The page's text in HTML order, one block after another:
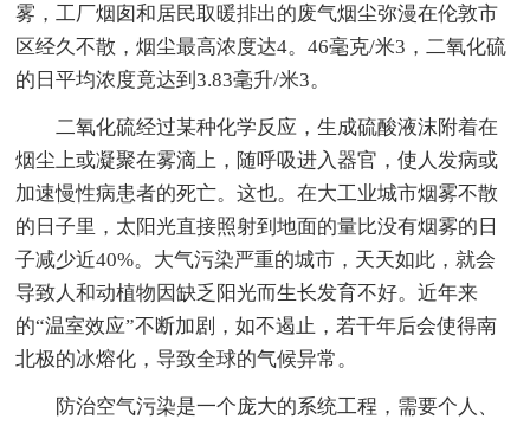
雾，工厂烟囱和居民取暖排出的废气烟尘弥漫在伦敦市
区经久不散，烟尘最高浓度达4。46毫克/米3，二氧化硫
的日平均浓度竟达到3.83毫升/米3。
二氧化硫经过某种化学反应，生成硫酸液沫附着在
烟尘上或凝聚在雾滴上，随呼吸进入器官，使人发病或
加速慢性病患者的死亡。这也。在大工业城市烟雾不散
的日子里，太阳光直接照射到地面的量比没有烟雾的日
子减少近40%。大气污染严重的城市，天天如此，就会
导致人和动植物因缺乏阳光而生长发育不好。近年来
的“温室效应”不断加剧，如不遏止，若干年后会使得南
北极的冰熔化，导致全球的气候异常。
防治空气污染是一个庞大的系统工程，需要个人、